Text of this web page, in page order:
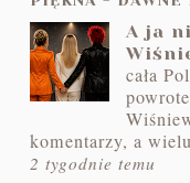
A ja
cała
komentarzy, a
2 tygodnie temu